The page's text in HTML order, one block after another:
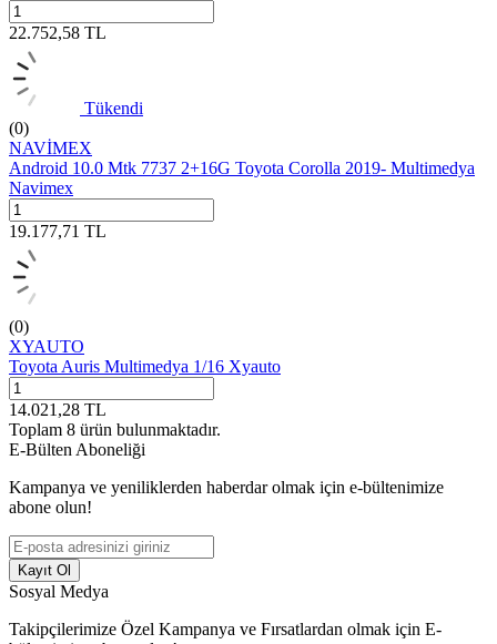
22.752,58 TL
Tükendi
(0)
NAVİMEX
Android 10.0 Mtk 7737 2+16G Toyota Corolla 2019- Multimedya
Navimex
19.177,71 TL
(0)
XYAUTO
Toyota Auris Multimedya 1/16 Xyauto
14.021,28 TL
Toplam 8 ürün bulunmaktadır.
E-Bülten Aboneliği
Kampanya ve yeniliklerden haberdar olmak için e-bültenimize
abone olun!
Kayıt Ol
Sosyal Medya
Takipçilerimize Özel Kampanya ve Fırsatlardan olmak için E-